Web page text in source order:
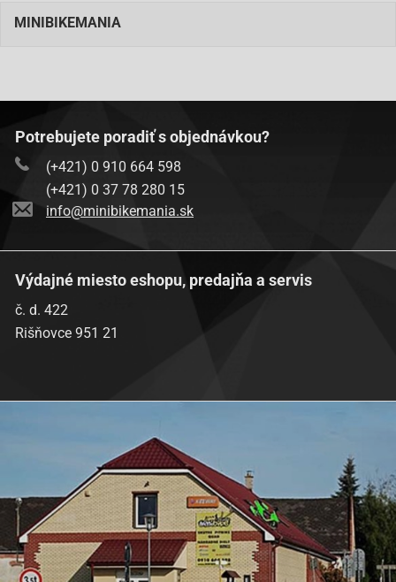
MINIBIKEMANIA
Potrebujete poradiť s objednávkou?
(+421) 0 910 664 598
(+421) 0 37 78 280 15
info@minibikemania.sk
Výdajné miesto eshopu, predajňa a servis
č. d. 422
Rišňovce 951 21